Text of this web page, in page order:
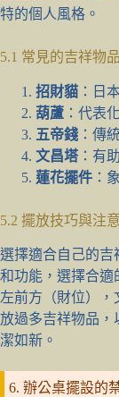
特的個人風格。
5.1 常見的吉祥物品
招財貓 ：日
葫蘆 ：代表
五帝錢 ：傳
文昌塔 ：有
蓮花擺件 ：
5.2 擺放技巧與注
選擇適合自己的吉
和功能，選擇合適
左前方（財位），
放過多吉祥物品，
潔如新。
6. 辦公桌擺設的